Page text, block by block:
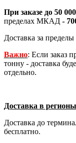
При заказе до 50
пределах МКАД -
Доставка за
Важно: Если заказ
тонну - доставка
отдельно.
Доставка в
Доставка до
бесплатно.